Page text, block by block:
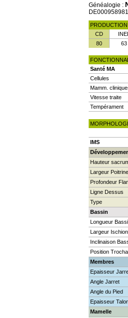
Généalogie :
CD
80
63
Santé MA
Cellules
Mamm.
Vitesse traite
Tempérament
IMS
Hauteur
Largeur Poitrine
Profondeur
Ligne Dessus
Type
Bassin
Longueur
Largeur
Inclinaison
Position
Membres
Epaisseur
Angle Jarret
Angle du Pied
Epaisseur
Mamelle